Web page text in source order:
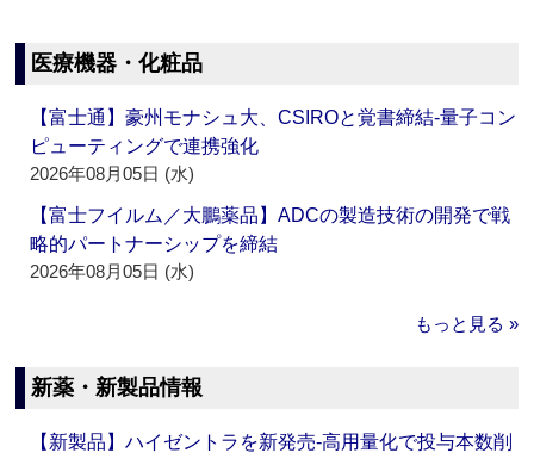
医療機器・化粧品
【富士通】豪州モナシュ大、CSIROと覚書締結‐量子コン
ピューティングで連携強化
2026年08月05日 (水)
【富士フイルム／大鵬薬品】ADCの製造技術の開発で戦
略的パートナーシップを締結
2026年08月05日 (水)
もっと見る »
新薬・新製品情報
【新製品】ハイゼントラを新発売‐高用量化で投与本数削